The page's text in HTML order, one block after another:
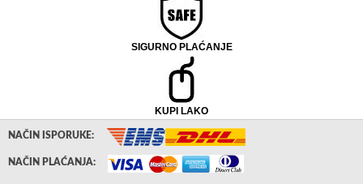
SIGURNO PLAĆANJE
KUPI LAKO
NAČIN ISPORUKE:
NAČIN PLAĆANJA: